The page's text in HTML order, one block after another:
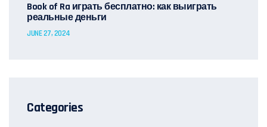
Book of Ra играть бесплатно: как выиграть
реальные деньги
JUNE 27, 2024
Categories